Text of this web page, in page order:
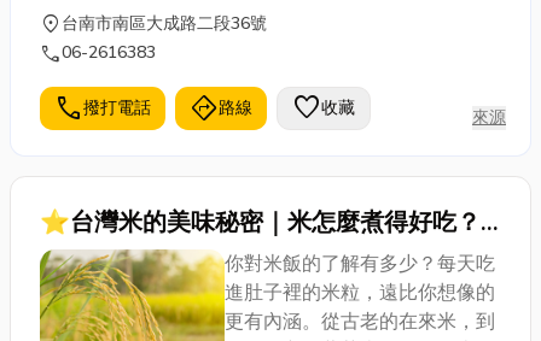
麵、博多細麵、牛肉麵、二空涼麵、陽春麵、台南意
麵、拉麵、台南乾麵、水餃皮、餛飩皮、汕頭意麵、
堅持使用高品質原料，秉持良心，堅持不添加防腐劑
及化學添加劑。
location_on 台南市南區大成路二段36號
call06-2616383
call撥打電話 directions路線 favorite收藏 來源
⭐台灣米的美味秘密｜米怎麼煮得好吃？
掌握這五秘訣你也能成為米專家！
你對米飯的了解有多少？每天吃
進肚子裡的米粒，遠比你想像的
更有內涵。從古老的在來米，到